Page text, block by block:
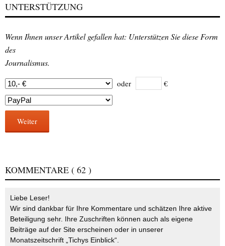
UNTERSTÜTZUNG
Wenn Ihnen unser Artikel gefallen hat: Unterstützen Sie diese Form
des
Journalismus.
oder €
Weiter
KOMMENTARE ( 62 )
Liebe Leser!
Wir sind dankbar für Ihre Kommentare und schätzen Ihre aktive
Beteiligung sehr. Ihre Zuschriften können auch als eigene
Beiträge auf der Site erscheinen oder in unserer
Monatszeitschrift „Tichys Einblick“.